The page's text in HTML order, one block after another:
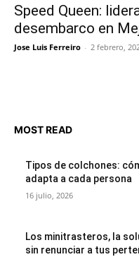
Speed Queen:
desembarco en
Jose Luis Ferreiro - 2 febrero,
MOST READ
Tipos de colchones:
adapta a cada persona
16 julio, 2026
Los minitrasteros, la
sin renunciar a tus